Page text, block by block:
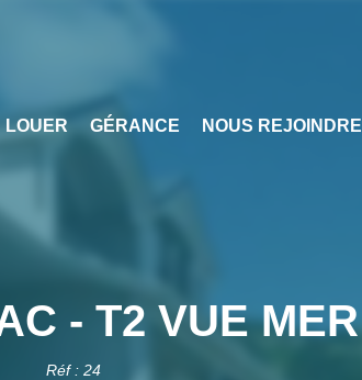
LOUER GÉRANCE NOUS REJOINDRE
- T2 VUE MER
Réf : 24